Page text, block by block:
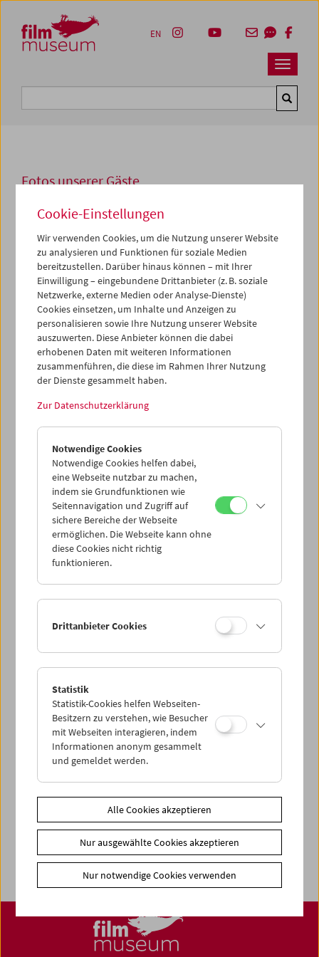
Zum Inhalt
Zum Hauptmenü
Zur Servicenavigation
Zum Suche
Navbar
EN
Fotos unserer Gäste
Sebestyén Kodolányi
Von 28. bis 30. März widmen wir uns zusammen mit
Sebestyén Kodolányi, dem ehemaligen Archivdirektor des
Béla Balázs Studio Research Archive, in unserem
ProgrammDer sichtbare Menscheiner Auswahl von
Dokumentarfilmen, Erziehungsfilmen, Filmetüden und
Experimentalfilmen aus der progressivsten Periode des
ungarischen Kinos, den 1960ern und 1970ern.
ProgrammMärz 2019 - Der sichtbare Mensch
Share on
News
Newsletter
Fotos unserer Gäste
Trailer
Cookie-Einstellungen
Wir verwenden Cookies, um die Nutzung unserer Website
zu analysieren und Funktionen für soziale Medien
bereitzustellen. Darüber hinaus können – mit Ihrer
Einwilligung – eingebundene Drittanbieter (z. B. soziale
Netzwerke, externe Medien oder Analyse-Dienste)
Cookies einsetzen, um Inhalte und Anzeigen zu
personalisieren sowie Ihre Nutzung unserer Website
auszuwerten. Diese Anbieter können die dabei
erhobenen Daten mit weiteren Informationen
zusammenführen, die diese im Rahmen Ihrer Nutzung
der Dienste gesammelt haben.
Zur Datenschutzerklärung
Notwendige Cookies
Notwendige Cookies helfen dabei,
eine Webseite nutzbar zu machen,
indem sie Grundfunktionen wie
Seitennavigation und Zugriff auf
sichere Bereiche der Webseite
ermöglichen. Die Webseite kann ohne
diese Cookies nicht richtig
funktionieren.
Drittanbieter Cookies
Statistik
Statistik-Cookies helfen Webseiten-
Besitzern zu verstehen, wie Besucher
mit Webseiten interagieren, indem
Informationen anonym gesammelt
und gemeldet werden.
Alle Cookies akzeptieren
Nur ausgewählte Cookies akzeptieren
Nur notwendige Cookies verwenden